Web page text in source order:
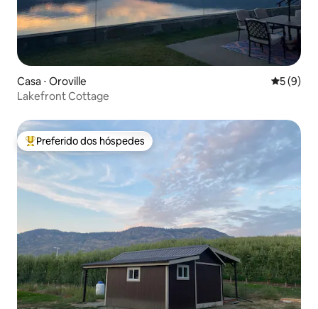
Casa ⋅ Oroville 5 de
5 (9)
Lakefront Cottage
Entre os melhores preferidos dos hóspedes
Preferido dos hóspedes